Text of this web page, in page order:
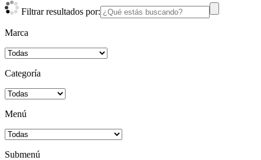
Filtrar resultados por:
Marca
Categoría
Menú
Submenú